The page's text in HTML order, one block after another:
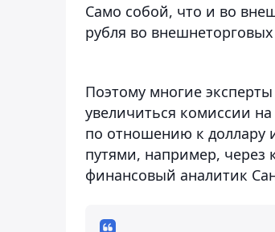
Само собой, что и во
рубля во
Поэтому многие
увеличиться комиссии
по отношению к доллару
путями, например, через
финансовый аналитик